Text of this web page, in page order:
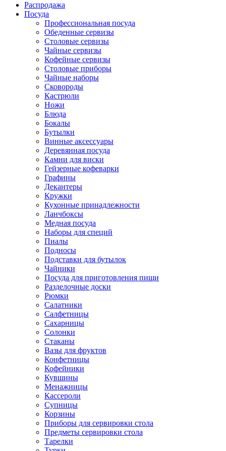
Распродажа
Посуда
Профессиональная посуда
Обеденные сервизы
Столовые сервизы
Чайные сервизы
Кофейные сервизы
Столовые приборы
Чайные наборы
Сковороды
Кастрюли
Ножи
Блюда
Бокалы
Бутылки
Винные аксессуары
Деревянная посуда
Камни для виски
Гейзерные кофеварки
Графины
Декантеры
Кружки
Кухонные принадлежности
Ланчбоксы
Медная посуда
Наборы для специй
Пиалы
Подносы
Подставки для бутылок
Чайники
Посуда для приготовления пищи
Разделочные доски
Рюмки
Салатники
Салфетницы
Сахарницы
Солонки
Стаканы
Вазы для фруктов
Конфетницы
Кофейники
Кувшины
Менажницы
Кассероли
Супницы
Корзины
Приборы для сервировки стола
Предметы сервировки стола
Тарелки